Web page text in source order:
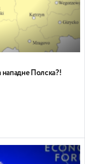
нападне Полска?!